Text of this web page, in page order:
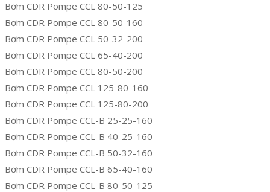
Bơm CDR Pompe CCL 80-50-125
Bơm CDR Pompe CCL 80-50-160
Bơm CDR Pompe CCL 50-32-200
Bơm CDR Pompe CCL 65-40-200
Bơm CDR Pompe CCL 80-50-200
Bơm CDR Pompe CCL 125-80-160
Bơm CDR Pompe CCL 125-80-200
Bơm CDR Pompe CCL-B 25-25-160
Bơm CDR Pompe CCL-B 40-25-160
Bơm CDR Pompe CCL-B 50-32-160
Bơm CDR Pompe CCL-B 65-40-160
Bơm CDR Pompe CCL-B 80-50-125